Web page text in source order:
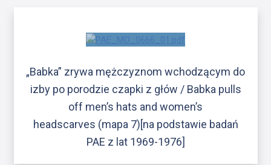
„Babka” zrywa mężczyznom wchodzącym do
izby po porodzie czapki z głów / Babka pulls
off men’s hats and women’s
headscarves (mapa 7)[na podstawie badań
PAE z lat 1969-1976]